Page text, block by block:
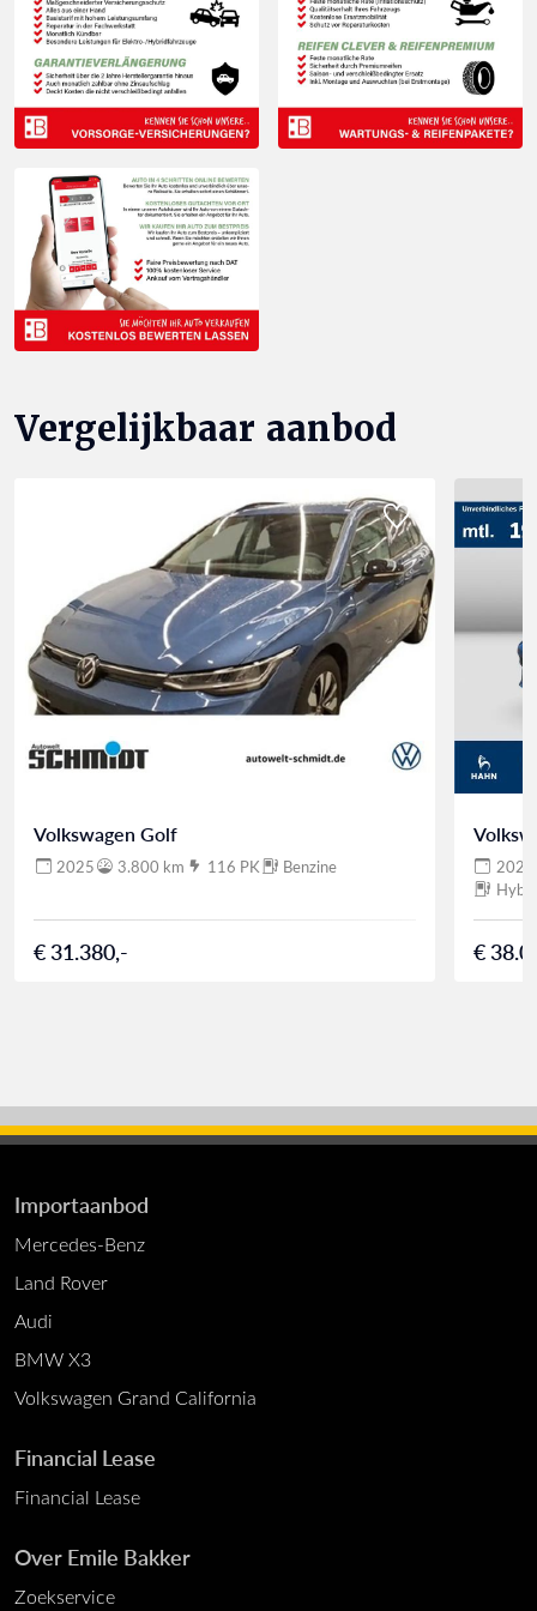
Vergelijkbaar aanbod
Volkswagen Golf
2025 3.800 km 116 PK Benzine
€ 31.380,-
2025
€
Importaanbod
Mercedes-Benz
Land Rover
Audi
BMW X3
Volkswagen Grand California
Financial Lease
Financial Lease
Over Emile Bakker
Zoekservice